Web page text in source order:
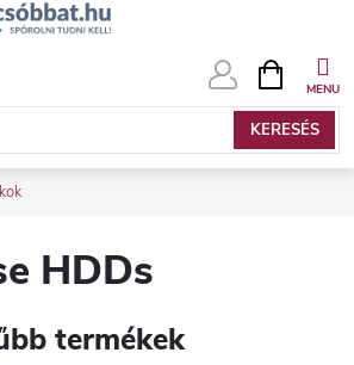
KERESÉS
KOSÁR
HDDs
termékek